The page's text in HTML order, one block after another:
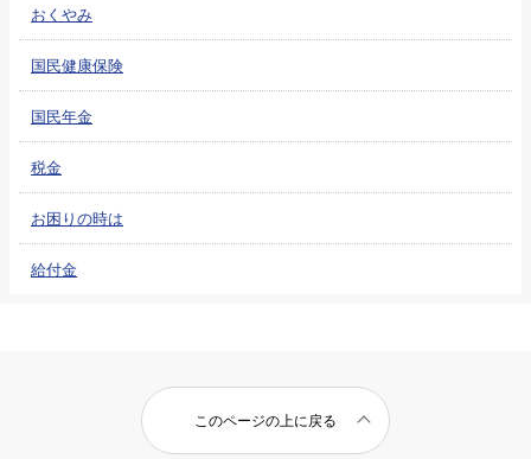
おくやみ
国民健康保険
国民年金
税金
お困りの時は
給付金
このページの上に戻る